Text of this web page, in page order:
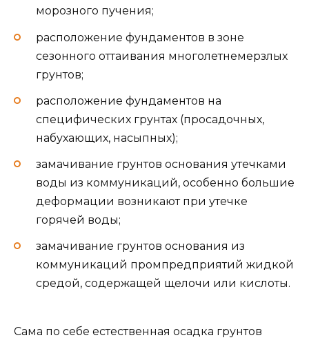
морозного пучения;
расположение фундаментов в зоне
сезонного оттаивания многолетнемерзлых
грунтов;
расположение фундаментов на
специфических грунтах (просадочных,
набухающих, насыпных);
замачивание грунтов основания утечками
воды из коммуникаций, особенно большие
деформации возникают при утечке
горячей воды;
замачивание грунтов основания из
коммуникаций промпредприятий жидкой
средой, содержащей щелочи или кислоты.
Сама по себе естественная осадка грунтов